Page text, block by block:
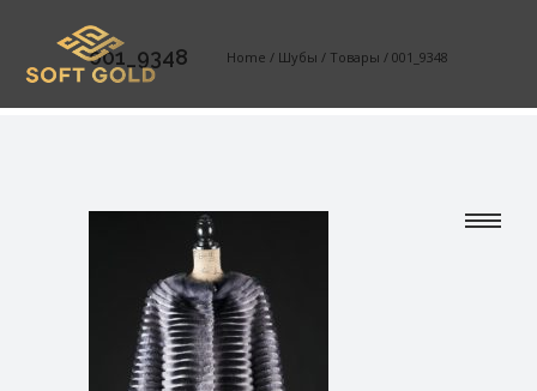
001_9348 Home / Шубы / Товары / 001_9348